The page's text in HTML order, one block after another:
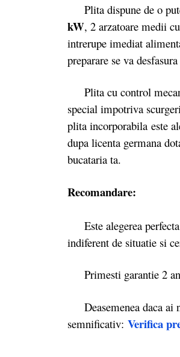
Plita dispune de o
kW, 2 arzatoare medii
intrerupe imediat
preparare se va
Plita cu control
special impotriva
plita incorporabila este
dupa licenta germana
bucataria ta.
Recomandare:
Este alegerea
indiferent de situatie si
Primesti garantie 2
Deasemenea daca ai
semnificativ: Verifica